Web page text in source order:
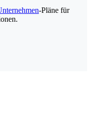
-Pläne für